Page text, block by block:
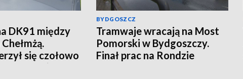
DK91 między
się czołowo
BYDGOSZCZ
Tramwaje wracają na Most
Pomorski w Bydgoszczy.
Finał prac na Rondzie